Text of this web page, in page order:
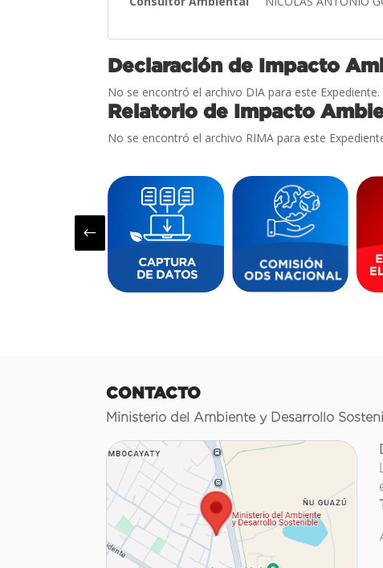
Declaración de Impacto
No se encontró el archivo DIA para este Expediente.
Relatorio de Impacto
No se encontró el archivo RIMA para este
#
CONTACTO
Ministerio del Ambiente y Desarrollo